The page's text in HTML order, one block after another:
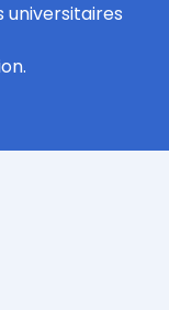
universitaires